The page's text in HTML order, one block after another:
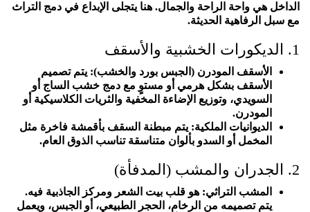
الداخل هي واحة الراحة والجمال. هنا يتجلى الإبداع في دمج التراث
مع سبل الرفاهية الحديثة.
الأسقف المودرن (الجبس بورد والخشب): يتم تصميم
الأسقف بشكل هرمي أو مستوٍ مع دمج خشب الساج أو
السويدي، وتوزيع الإضاءة المخفية والثريات الكلاسيكية أو
المودرن.
الديوانيات الملكية: يتم مبطنة السقف بأقمشة فاخرة مثل
المخمل أو السدو بألوان متناسقة تناسب الذوق العام.
المشب التراثي: هو قلب بيت الشعر ومركز الجاذبية فيه.
يتم تصميمه من الرخام، الحجر الطبيعي، أو الجبس، ويعمل